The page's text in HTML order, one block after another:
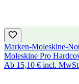
Marken-Moleskine-
Moleskine Pro
Ab 15,10 € incl. MwSt